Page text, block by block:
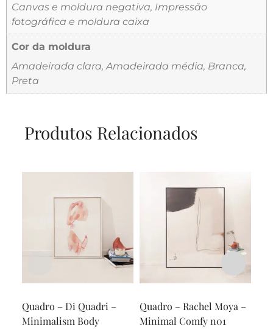
Canvas e moldura negativa, Impressão
fotográfica e moldura caixa
Cor da moldura
Amadeirada clara, Amadeirada média, Branca,
Preta
Produtos Relacionados
Quadro – Di Quadri –
Minimalism Body
Quadro – Rachel Moya –
Minimal Comfy n01